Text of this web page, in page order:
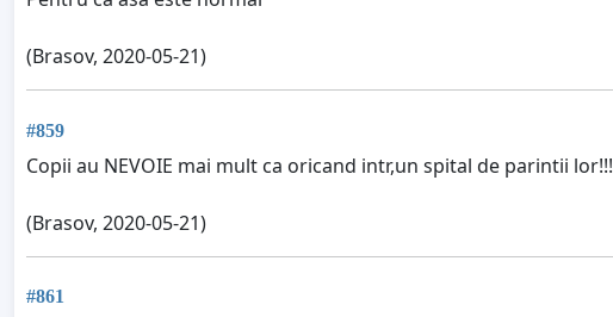
(Brasov, 2020-05-21)
#859
Copii au NEVOIE mai mult ca oricand intr,un spital de parintii lor!!!
(Brasov, 2020-05-21)
#861